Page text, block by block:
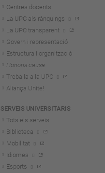
Centres docents
La UPC als rànquings
La UPC transparent
Govern i representació
Estructura i organització
Honoris causa
Treballa a la UPC
Aliança Unite!
SERVEIS UNIVERSITARIS
Tots els serveis
Biblioteca
Mobilitat
Idiomes
Esports